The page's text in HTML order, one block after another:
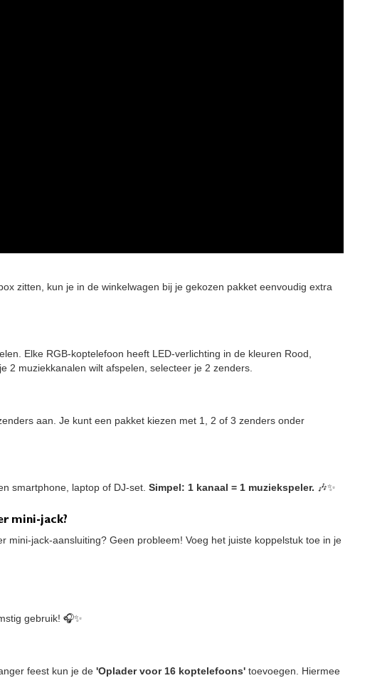
zitten, kun je in de winkelwagen bij je gekozen pakket eenvoudig extra
Elke RGB-koptelefoon heeft LED-verlichting in de kleuren Rood,
2 muziekkanalen wilt afspelen, selecteer je 2 zenders.
aan. Je kunt een pakket kiezen met 1, 2 of 3 zenders onder
smartphone, laptop of DJ-set. Simpel: 1 kanaal = 1 muziekspeler. 🎶✨
mini-jack?
mini-jack-aansluiting? Geen probleem! Voeg het juiste koppelstuk toe in je
gebruik! 🎧✨
feest kun je de 'Oplader voor 16 koptelefoons' toevoegen. Hiermee